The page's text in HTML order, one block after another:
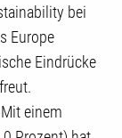
bei
Europe
Eindrücke
einem